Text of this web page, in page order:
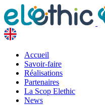
Accueil
Savoir-faire
Réalisations
Partenaires
La Scop Elethic
News